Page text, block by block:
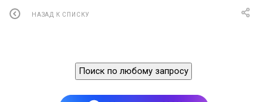
НАЗАД К СПИСКУ
Поиск по любому запросу